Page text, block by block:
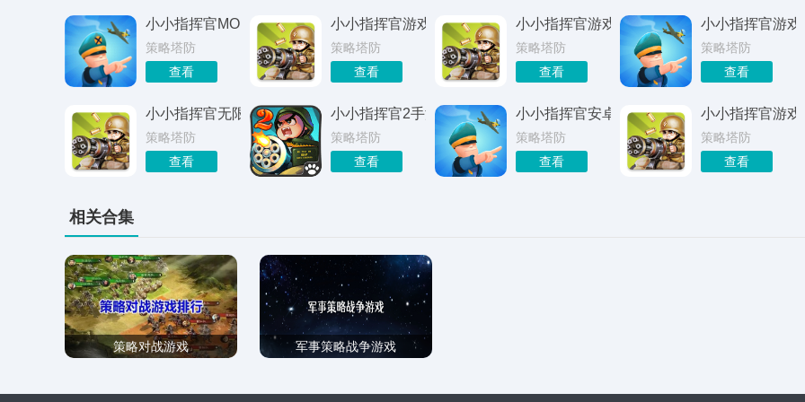
小小指挥官MOD
策略塔防
查看
小小指挥官游戏正版
策略塔防
查看
小小指挥官游戏最新版
策略塔防
查看
小小指挥官游戏
策略塔防
查看
小小指挥官无限令牌版
策略塔防
查看
小小指挥官2手游
策略塔防
查看
小小指挥官安卓版
策略塔防
查看
小小指挥官游戏
策略塔防
查看
相关合集
策略对战游戏 军事策略战争游戏